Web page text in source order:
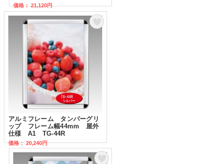
価格： 21,120円
アルミフレーム タンパーグリ
ップ フレーム幅44mm 屋外
仕様 A1 TG-44R
価格： 20,240円